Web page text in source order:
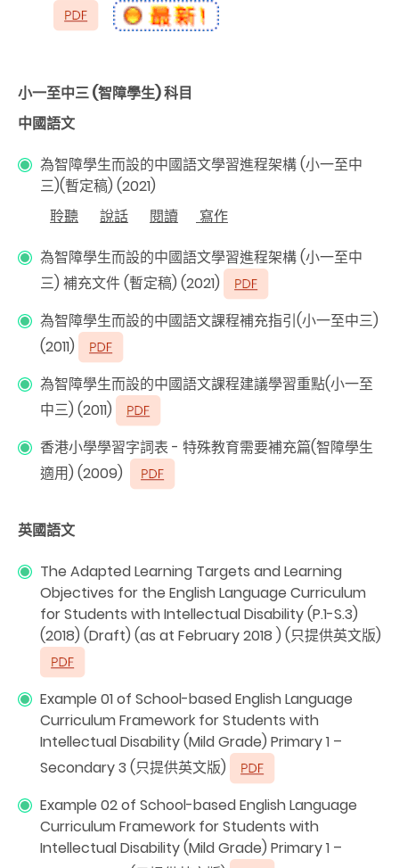
小一至中三 (智障學生) 科目
中國語文
為智障學生而設的中國語文學習進程架構 (小一至中
三)(暫定稿) (2021)
聆聽
說話 閱讀
寫作
為智障學生而設的中國語文學習進程架構 (小一至中
三) 補充文件 (暫定稿) (2021)
為智障學生而設的中國語文課程補充指引(小一至中三)
(2011)
為智障學生而設的中國語文課程建議學習重點(小一至
中三) (2011)
香港小學學習字詞表 - 特殊教育需要補充篇(智障學生
適用) (2009)
英國語文
The Adapted Learning Targets and Learning
Objectives for the English Language Curriculum
for Students with Intellectual Disability (P.1-S.3)
(2018) (Draft) (as at February 2018 ) (只提供英文版)
Example 01 of School-based English Language
Curriculum Framework for Students with
Intellectual Disability (Mild Grade) Primary 1 –
Secondary 3 (只提供英文版)
Example 02 of School-based English Language
Curriculum Framework for Students with
Intellectual Disability (Mild Grade) Primary 1 –